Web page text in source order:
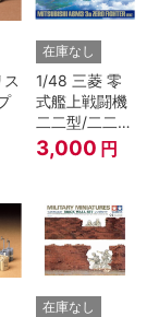
在庫なし
1/48 三菱 零
式艦上戦闘機
二二型/二二型
甲
3,000 円
在庫なし